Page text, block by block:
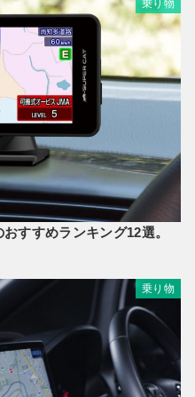
乗り物
すすめランキング12選。
乗り物